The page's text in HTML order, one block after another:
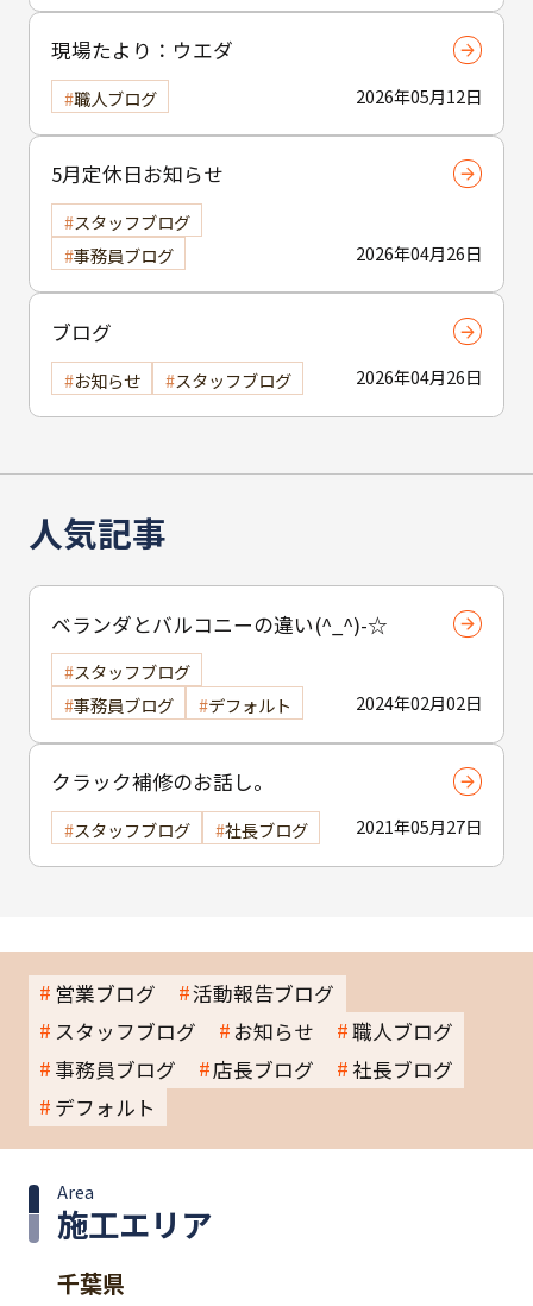
現場たより：ウエダ
2026年05月12日
職人ブログ
5月定休日お知らせ
2026年04月26日
スタッフブログ
事務員ブログ
ブログ
2026年04月26日
お知らせ スタッフブログ
人気記事
ベランダとバルコニーの違い(^_^)-☆
2024年02月02日
スタッフブログ
事務員ブログ
デフォルト
クラック補修のお話し。
2021年05月27日
スタッフブログ 社長ブログ
営業ブログ
活動報告ブログ
スタッフブログ
お知らせ
職人ブログ
事務員ブログ
店長ブログ
社長ブログ
デフォルト
施工エリア
Area
千葉県